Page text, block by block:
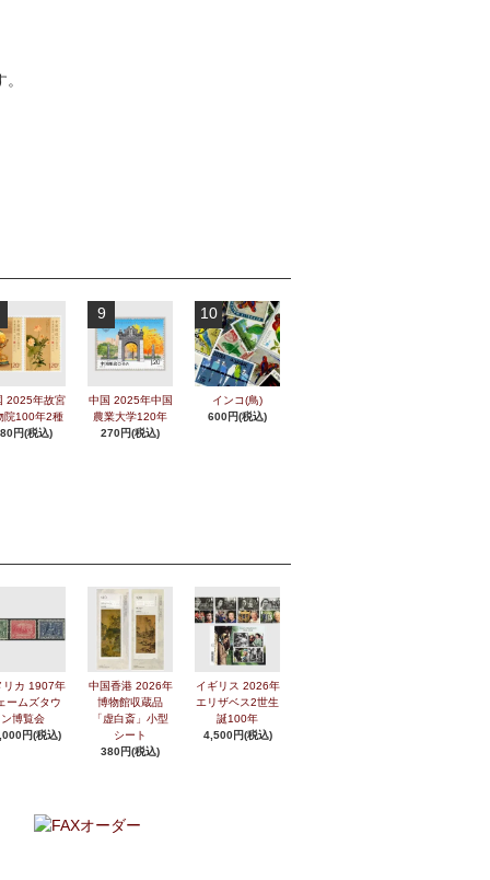
2025年故宮
院100年2種
円(税込)
9
中国 2025年中国
農業大学120年
270円(税込)
10
インコ(鳥)
600円(税込)
リカ 1907年
ームズタウ
ン博覧会
円(税込)
中国香港 2026年
博物館収蔵品
「虚白斎」小型
シート
380円(税込)
イギリス 2026年
エリザベス2世生
誕100年
4,500円(税込)